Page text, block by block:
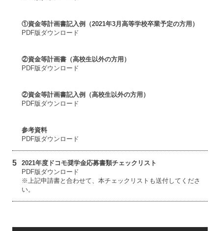
①資金等計画書記入例（2021年3月高等学校卒業予定の方用）
PDF版ダウンロード
②資金等計画書（高校生以外の方用）
PDF版ダウンロード
②資金等計画書記入例（高校生以外の方用）
PDF版ダウンロード
参考資料
PDF版ダウンロード
5
2021年度ドコモ奨学金応募書類チェックリスト
PDF版ダウンロード
※上記申請書と合わせて、本チェックリストも送付してくださ
い。